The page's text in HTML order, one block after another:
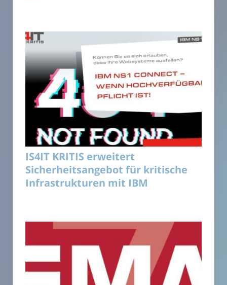
IS4IT KRITIS erweitert
Sicherheitsangebot für kritische
Infrastrukturen mit IBM